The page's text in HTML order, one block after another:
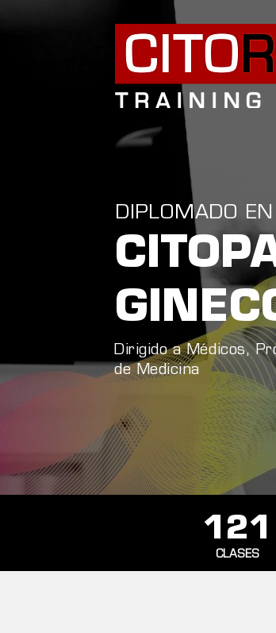
DIPLOMADO EN
Dirigido a Médicos,
de Medicina
CLASES
121